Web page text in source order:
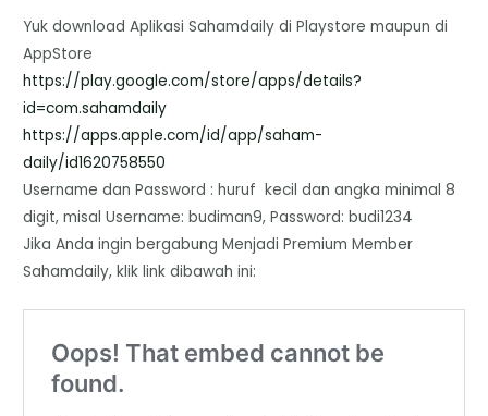
Yuk download Aplikasi Sahamdaily di Playstore maupun di
AppStore
https://play.google.com/store/apps/details?
id=com.sahamdaily
https://apps.apple.com/id/app/saham-
daily/id1620758550
Username dan Password : huruf kecil dan angka minimal 8
digit, misal Username: budiman9, Password: budi1234
Jika Anda ingin bergabung Menjadi Premium Member
Sahamdaily, klik link dibawah ini: